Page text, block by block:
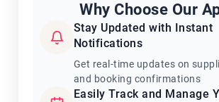
Why Choose Our
Stay Updated with Instant
Notifications
Get real-time updates on
and booking confirmations
Easily Track and Manage